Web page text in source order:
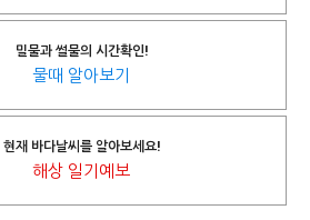
밀물과 썰물의 시간확인!
물때 알아보기
현재 바다날씨를 알아보세요!
해상 일기예보